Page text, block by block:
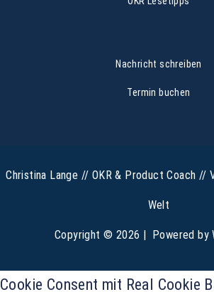
Nachricht schreiben
Termin buchen
Christina Lange // OKR & Product Coach //
Welt
Copyright © 2026 | Powered by
Cookie Consent mit Real Cookie